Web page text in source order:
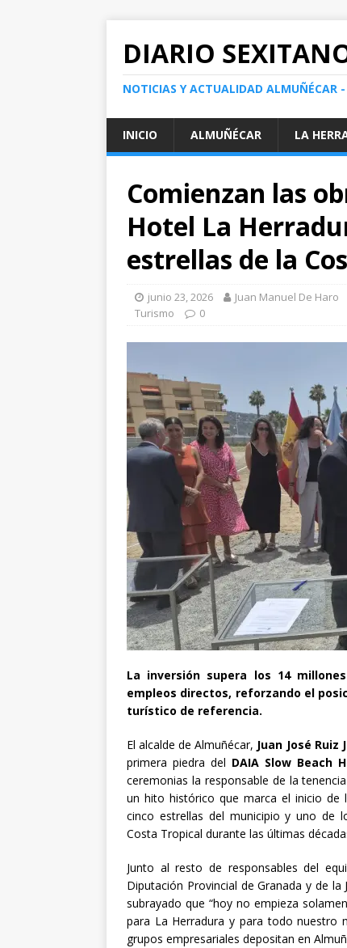
DIARIO
NOTICIAS Y ACTUALIDAD ALMUÑÉCAR
INICIO ALMUÑÉCAR LA
Comienzan las
Hotel La
estrellas de la
junio 23, 2026 Juan Manuel De Haro
Turismo
0
La inversión supera los 14
empleos directos, reforzando el
turístico de referencia.
El alcalde de Almuñécar, Juan José Ruiz
primera piedra del DAIA Slow Beach
ceremonias la responsable de la
un hito histórico que marca el inicio de
cinco estrellas del municipio y uno de
Costa Tropical durante las últimas
Junto al resto de responsables del
Diputación Provincial de Granada y de
subrayado que “hoy no empieza
para La Herradura y para todo nuestro
grupos empresariales depositan en